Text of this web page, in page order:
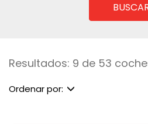
Resultados: 9 de 53
Ordenar por: